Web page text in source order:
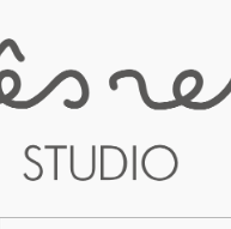
de
e/ou troca
da sua compra. Se já